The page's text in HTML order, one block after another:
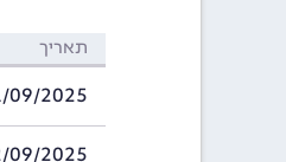
תאריך
09/2025
09/2025